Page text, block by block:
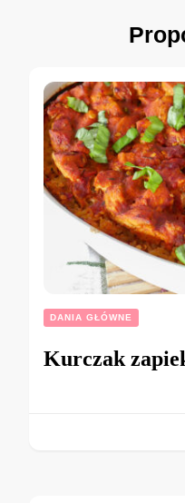
DANIA GŁÓWNE
Kurczak